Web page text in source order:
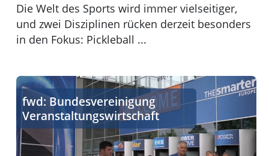
Die Welt des Sports wird immer vielseitiger,
und zwei Disziplinen rücken derzeit besonders
in den Fokus: Pickleball ...
Aufgaben und Ziele der fwd
fwd: Bundesvereinigung
Veranstaltungswirtschaft